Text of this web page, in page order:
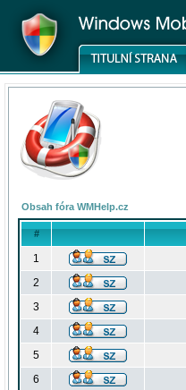
Obsah fóra WMHelp.cz
#
1
2
3
4
5
6